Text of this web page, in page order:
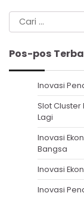
Cari
untuk:
Pos-pos
Inovasi
Slot Cluster
Lagi
Inovasi
Bangsa
Inovasi
Inovasi